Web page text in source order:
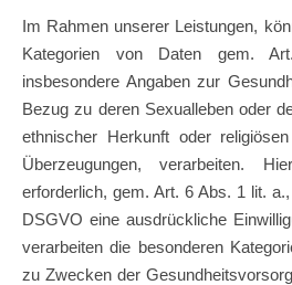
Im Rahmen unserer Leistungen,
Kategorien von Daten gem.
insbesondere Angaben zur
Bezug zu deren Sexualleben oder
ethnischer Herkunft oder
Überzeugungen, verarbeiten.
erforderlich, gem. Art. 6 Abs. 1 lit.
DSGVO eine ausdrückliche
verarbeiten die besonderen
zu Zwecken der